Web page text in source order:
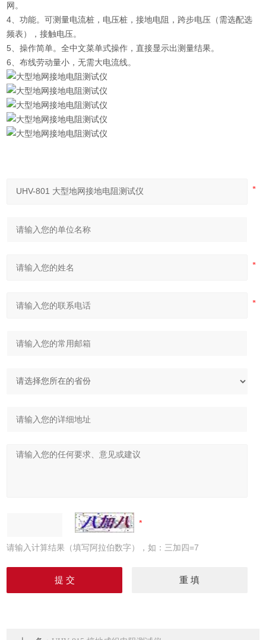
网。
4、功能。可测量电流桩，电压桩，接地电阻，跨步电压（需选配选
频表），接触电压。
5、操作简单。全中文菜单式操作，直接显示出测量结果。
6、布线劳动量小，无需大电流线。
请输入计算结果（填写阿拉伯数字），如：三加四=7